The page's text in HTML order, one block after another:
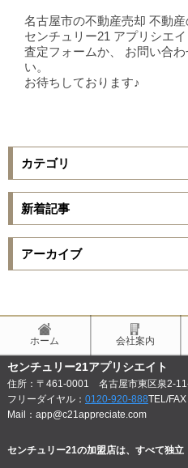
名古屋市の不動産売却 不動
センチュリー21 アプリシエ
査定フォームか、 お問い合
い。
お待ちしております♪
カテゴリ
新着記事
アーカイブ
ホーム 会社案内
センチュリー21アプリシエイト
住所：〒461-0001 名古屋市東区泉2-
フリーダイヤル： 0120-920-888TEL/FAX
Mail：app@c21appreciate.com
センチュリー21の加盟店は、すべて独立